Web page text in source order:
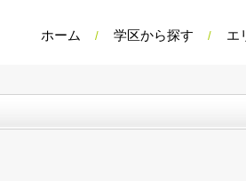
ホーム 学区から探す エ